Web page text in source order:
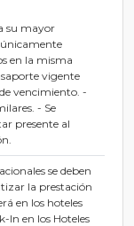
su mayor
en la misma
vigente
vencimiento. -
- Se
presente al
se deben
la prestación
en los hoteles
In en los Hoteles